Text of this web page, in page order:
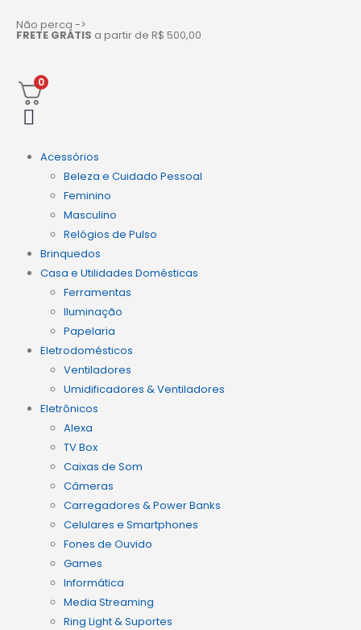
Não perca ->
FRETE GRÁTIS a partir de R$ 500,00
0
Acessórios
Beleza e Cuidado Pessoal
Feminino
Masculino
Relógios de Pulso
Brinquedos
Casa e Utilidades Domésticas
Ferramentas
Iluminação
Papelaria
Eletrodomésticos
Ventiladores
Umidificadores & Ventiladores
Eletrônicos
Alexa
TV Box
Caixas de Som
Câmeras
Carregadores & Power Banks
Celulares e Smartphones
Fones de Ouvido
Games
Informática
Media Streaming
Ring Light & Suportes